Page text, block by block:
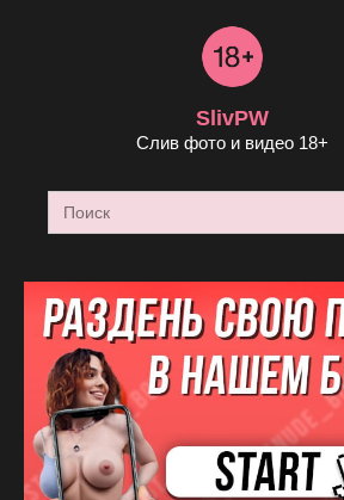
SlivPW
Слив фото и видео 18+
Search
for: